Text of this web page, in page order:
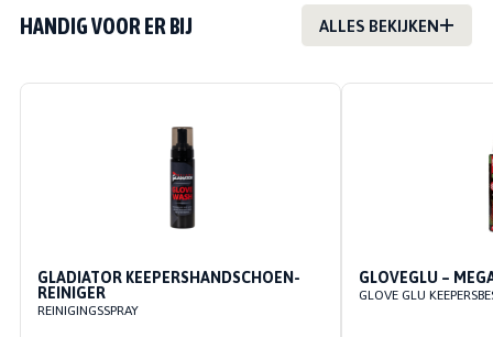
HANDIG VOOR ER BIJ ALLES BEKIJKEN
GLADIATOR KEEPERSHANDSCHOEN-
REINIGER
REINIGINGSSPRAY
GLOVEGLU –
GLOVE GLU